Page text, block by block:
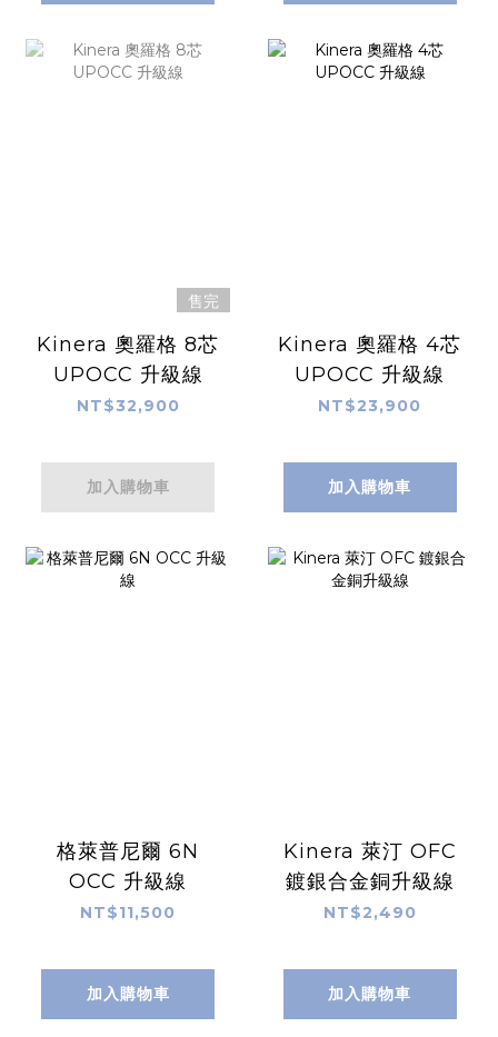
售完
Kinera 奧羅格 8芯
UPOCC 升級線
NT$32,900
加入購物車
Kinera 奧羅格 4芯
UPOCC 升級線
NT$23,900
加入購物車
格萊普尼爾 6N
OCC 升級線
NT$11,500
加入購物車
Kinera 萊汀 OFC
鍍銀合金銅升級線
NT$2,490
加入購物車